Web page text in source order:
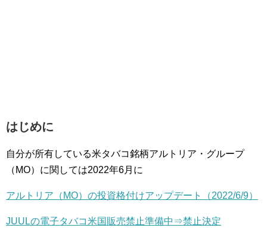
はじめに
自分が所有している米タバコ銘柄アルトリア・グループ
（MO）に関しては2022年6月に
アルトリア（MO）の投資格付けアップデート（2022/6/9）
JUULの電子タバコ米国販売禁止準備中⇒禁止決定